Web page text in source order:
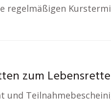
regelmäßigen
zum
und